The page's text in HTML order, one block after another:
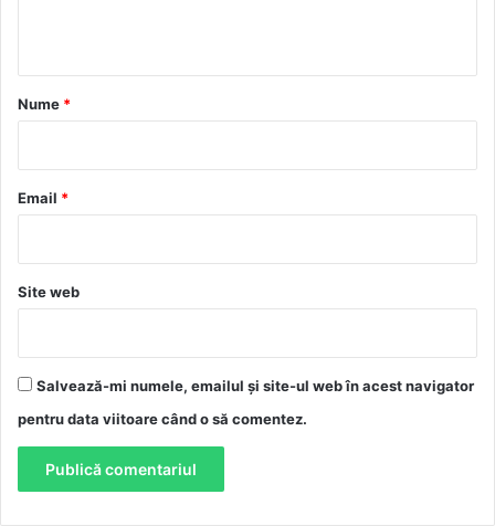
r
*
Nume *
Email *
Site web
Salvează-mi numele, emailul și site-ul web în acest navigator
pentru data viitoare când o să comentez.